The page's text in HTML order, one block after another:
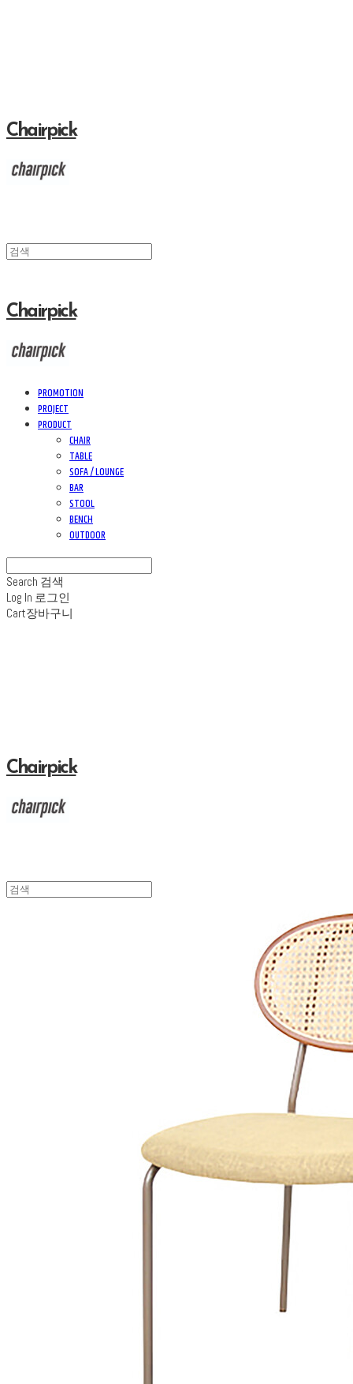
Chairpick
Chairpick
PROMOTION
PROJECT
PRODUCT
CHAIR
TABLE
SOFA / LOUNGE
BAR
STOOL
BENCH
OUTDOOR
Search 검색
Log In 로그인
Cart장바구니
Chairpick